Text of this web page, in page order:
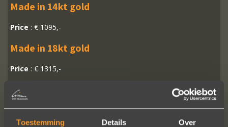
Toestemming Details Over
Made in 14kt gold
Price : € 1095,-
Made in 18kt gold
Price : € 1315,-
READ MORE ORDER?